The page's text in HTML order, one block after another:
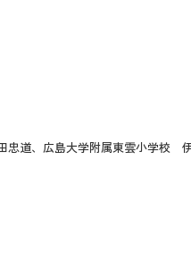
道、広島大学附属東雲小学校